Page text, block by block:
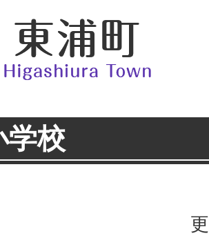
学校